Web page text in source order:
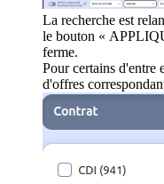
La recherche est
le bouton «
ferme.
Pour certains d'entre
d'offres